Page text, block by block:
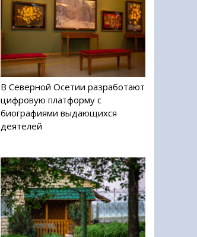
В Северной Осетии разработают
цифровую платформу с
биографиями выдающихся
деятелей